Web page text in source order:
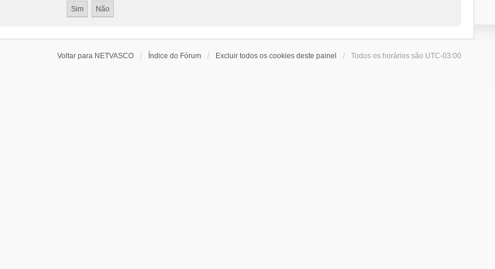
Voltar para NETVASCO Índice do Fórum Excluir todos os cookies deste painel Todos os horários são UTC-03:00